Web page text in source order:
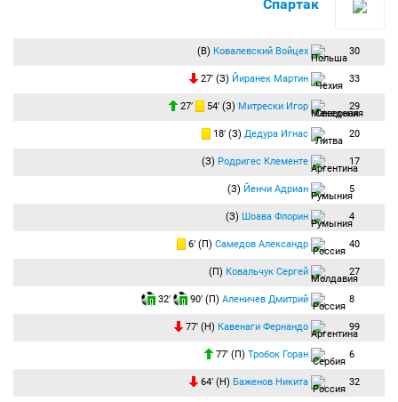
Спартак
(В) Ковалевский Войцех 30
27′ (З) Йиранек Мартин 33
27′ 54′ (З) Митрески Игор 29
18′ (З) Дедура Игнас 20
(З) Родригес Клементе 17
(З) Йенчи Адриан 5
(З) Шоава Флорин 4
6′ (П) Самедов Александр 40
(П) Ковальчук Сергей 27
32′ 90′ (П) Аленичев Дмитрий 8
77′ (Н) Кавенаги Фернандо 99
77′ (П) Тробок Горан 6
64′ (Н) Баженов Никита 32